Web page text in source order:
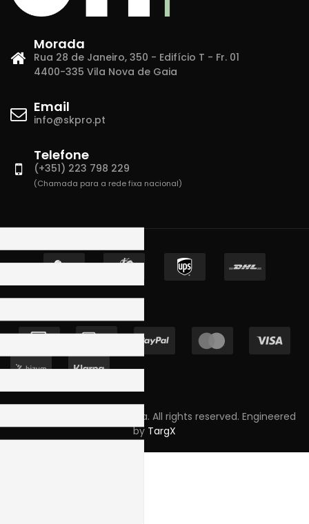
Morada
Rua 28 de Janeiro, 350 - Edifício T - Fr. 01
4400-335 Vila Nova de Gaia
Email
info@skpro.pt
Telefone
(+351) 223 798 229
(Chamada para a rede fixa nacional)
Copyright © 2023 Skpro, Lda. All rights reserved. Engineered
by TargX